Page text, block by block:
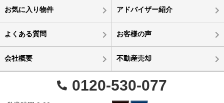
お気に入り物件 アドバイザー紹介
よくある質問 お客様の声
会社概要 不動産売却
0120-530-077